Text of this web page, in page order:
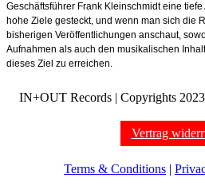
Geschäftsführer Frank Kleinschmidt eine tiefe
hohe Ziele gesteckt, und wenn man sich die
bisherigen Veröffentlichungen anschaut,
Aufnahmen als auch den musikalischen
dieses Ziel zu erreichen.
IN+OUT Records | Copyrights
Vertrag
Terms & Conditions |